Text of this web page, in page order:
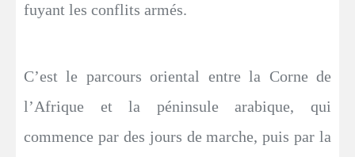
fuyant les conflits armés.
C’est le parcours oriental entre la Corne de
l’Afrique et la péninsule arabique, qui
commence par des jours de marche, puis par la